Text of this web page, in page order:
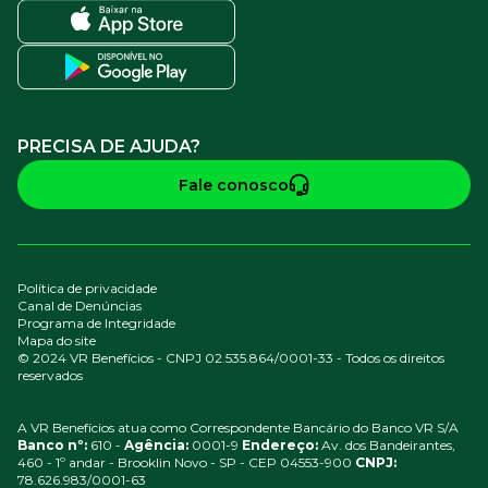
PRECISA DE AJUDA?
Fale conosco
© 2024 VR Benefícios - CNPJ 02.535.864/0001-33 - Todos os direitos
reservados
Política de privacidade
Canal de Denúncias
Programa de Integridade
Mapa do site
A VR Benefícios atua como Correspondente Bancário do Banco VR S/A
Banco nº: 610 - Agência: 0001-9 Endereço: Av. dos Bandeirantes,
460 - 1º andar - Brooklin Novo - SP - CEP 04553-900 CNPJ:
78.626.983/0001-63